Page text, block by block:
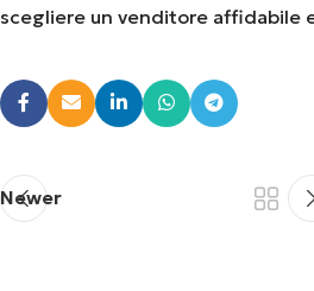
scegliere un venditore affidabile
Newer